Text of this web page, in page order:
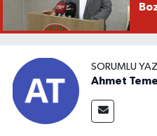
SORUMLU
Ahmet